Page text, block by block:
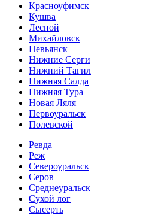
Красноуфимск
Кушва
Лесной
Михайловск
Невьянск
Нижние Серги
Нижний Тагил
Нижняя Салда
Нижняя Тура
Новая Ляля
Первоуральск
Полевской
Ревда
Реж
Североуральск
Серов
Среднеуральск
Сухой лог
Сысерть